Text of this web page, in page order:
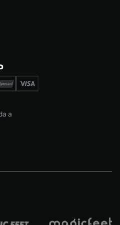
COMPRANDO
Tamanho:
a